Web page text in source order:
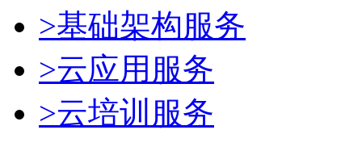
>基础架构服务
>云应用服务
>云培训服务